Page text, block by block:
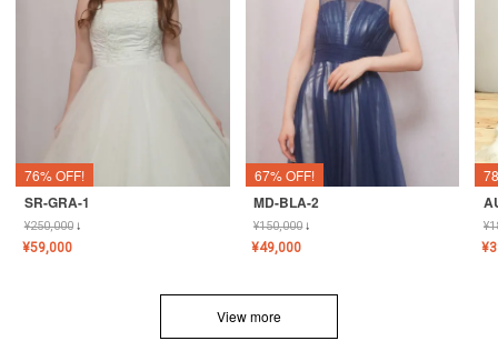
76% OFF!
SR-GRA-1
¥250,000↓
¥59,000
67% OFF!
MD-BLA-2
¥150,000↓
¥49,000
¥
¥
View more